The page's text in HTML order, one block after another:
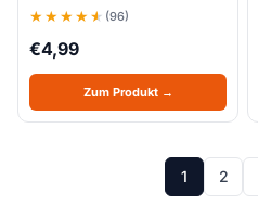
(96)
€4,99
Zum Produkt →
1 2